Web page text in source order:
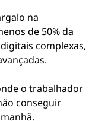
na
de 50% da
complexas,
o trabalhador
conseguir